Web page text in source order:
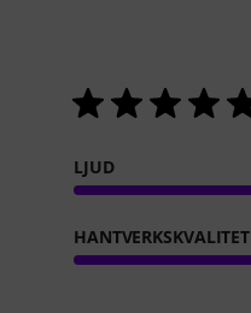
LJUD
HANTVERKSKVALITET